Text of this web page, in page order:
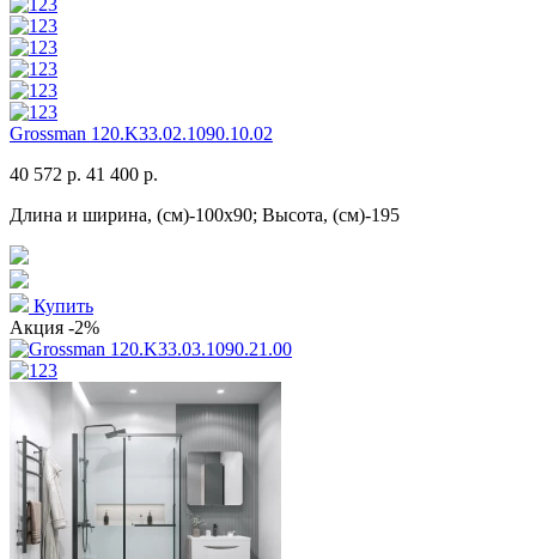
Grossman 120.K33.02.1090.10.02
40 572 р. 41 400 р.
Длина и ширина, (см)-100x90; Высота, (см)-195
Купить
Акция -2%